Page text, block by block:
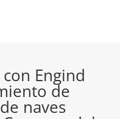
Engind
de
naves